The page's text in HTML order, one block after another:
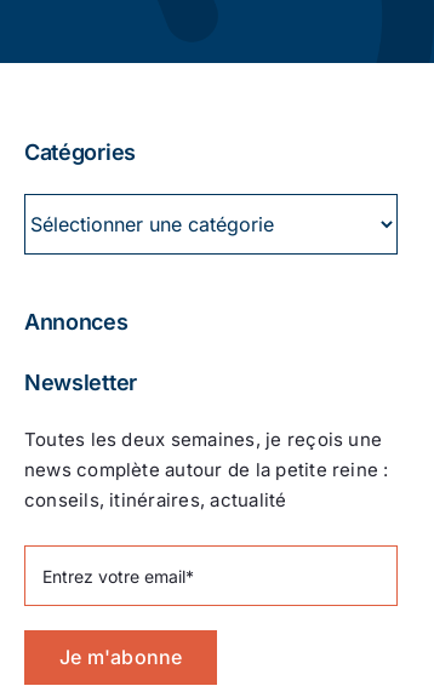
Catégories
Annonces
Newsletter
Toutes les deux semaines, je reçois une
news complète autour de la petite reine :
conseils, itinéraires, actualité
Je m'abonne